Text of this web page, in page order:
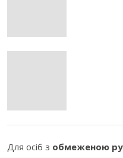
Для осіб з обмеженою